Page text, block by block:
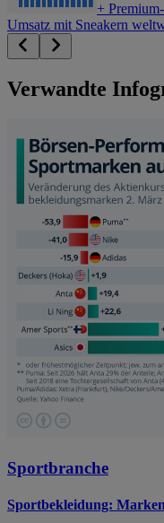
+
Umsatz mit Sneakern
Verwandte
Sportbranche
Sportbekleidung: